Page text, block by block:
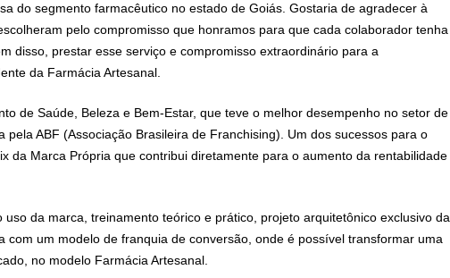
do segmento farmacêutico no estado de Goiás. Gostaria de agradecer à
pelo compromisso que honramos para que cada colaborador tenha
disso, prestar esse serviço e compromisso extraordinário para a
da Farmácia Artesanal.
de Saúde, Beleza e Bem-Estar, que teve o melhor desempenho no setor de
ABF (Associação Brasileira de Franchising). Um dos sucessos para o
da Marca Própria que contribui diretamente para o aumento da rentabilidade
da marca, treinamento teórico e prático, projeto arquitetônico exclusivo da
um modelo de franquia de conversão, onde é possível transformar uma
no modelo Farmácia Artesanal.